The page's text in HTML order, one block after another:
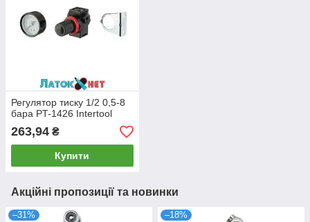
Регулятор тиску 1/2 0,5-8
бара PT-1426 Intertool
263,94 ₴
Купити
Акційні пропозиції та новинки
–31% –18%